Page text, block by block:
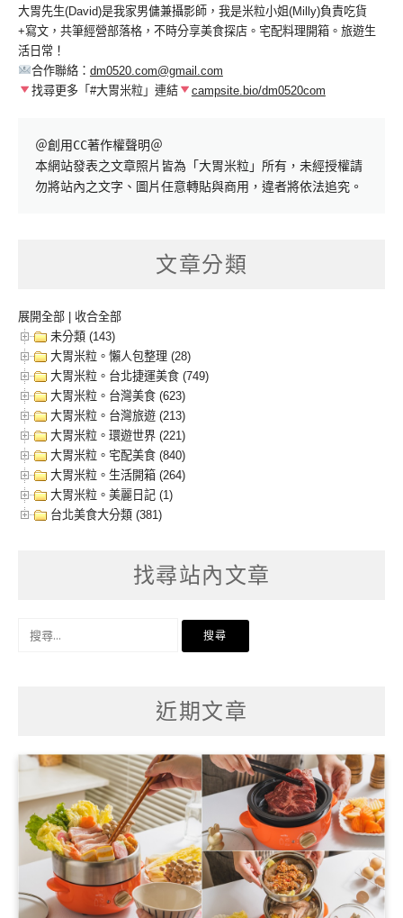
大胃先生(David)是我家男傭兼攝影師，我是米粒小姐(Milly)負責吃貨
+寫文，共筆經營部落格，不時分享美食探店。宅配料理開箱。旅遊生
活日常！
合作聯絡： dm0520.com@gmail.com
找尋更多「#大胃米粒」連結
campsite.bio/dm0520com
＠創用CC著作權聲明＠
本網站發表之文章照片皆為「大胃米粒」所有，未經授權請
勿將站內之文字、圖片任意轉貼與商用，違者將依法追究。
文章分類
展開全部 | 收合全部
未分類 (143)
大胃米粒。懶人包整理 (28)
大胃米粒。台北捷運美食 (749)
大胃米粒。台灣美食 (623)
大胃米粒。台灣旅遊 (213)
大胃米粒。環遊世界 (221)
大胃米粒。宅配美食 (840)
大胃米粒。生活開箱 (264)
大胃米粒。美麗日記 (1)
台北美食大分類 (381)
找尋站內文章
近期文章